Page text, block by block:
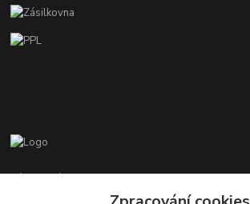
Zákaznická podpora EshopMB.cz
+420 606 622 002